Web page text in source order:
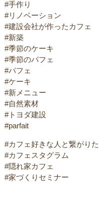
#手作り
#リノベーション
#建設会社が作ったカフェ
#新築
#季節のケーキ
#季節のパフェ
#パフェ
#ケーキ
#新メニュー
#自然素材
#トヨダ建設
#parfait
#カフェ好きな人と繋がり
#カフェスタグラム
#隠れ家カフェ
#家づくりセミナー